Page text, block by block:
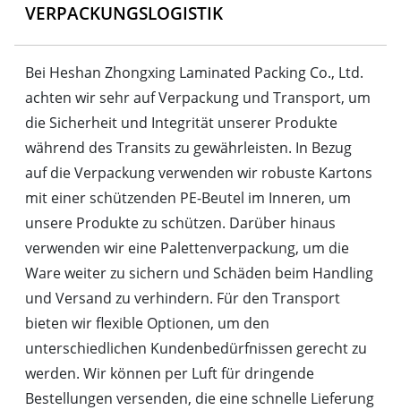
VERPACKUNGSLOGISTIK
Bei Heshan Zhongxing Laminated Packing Co., Ltd.
achten wir sehr auf Verpackung und Transport, um
die Sicherheit und Integrität unserer Produkte
während des Transits zu gewährleisten. In Bezug
auf die Verpackung verwenden wir robuste Kartons
mit einer schützenden PE-Beutel im Inneren, um
unsere Produkte zu schützen. Darüber hinaus
verwenden wir eine Palettenverpackung, um die
Ware weiter zu sichern und Schäden beim Handling
und Versand zu verhindern. Für den Transport
bieten wir flexible Optionen, um den
unterschiedlichen Kundenbedürfnissen gerecht zu
werden. Wir können per Luft für dringende
Bestellungen versenden, die eine schnelle Lieferung